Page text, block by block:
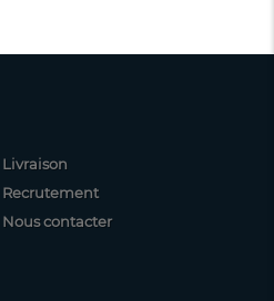
Livraison
Recrutement
Nous contacter